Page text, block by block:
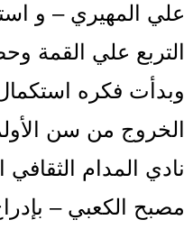
علي المهيري – و
التربع علي القمة
وبدأت فكره
الخروج من سن
نادي المدام
مصبح الكعبي –